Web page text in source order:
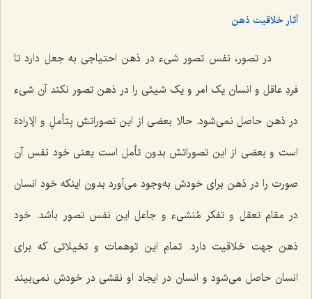
آثار خلاقیت ذهن
در تصور، نفس تصور شیء در ذهن احتیاجی به جعل دارد تا
فردِ عاقل و انسان یک امر و یک شیئی را در ذهن تصور نکند آن شیء
در ذهن حاصل نمی‌شود. حالا بعضی از این تصوراتش بِتأملِ و الإرادة
است و بعضی از این تصوراتش بدون تأمل است یعنی خود نفس آن
صورت را در ذهن برای خودش به‌وجود می‌آورد بدون اینکه خود انسان
در مقام تعقل و تفکر مُنشیء و جاعل این نفس تصور باشد. خود
ذهن جهت خلاقیت دارد. تمام این توهمات و تخیلاتی که برای
انسان حاصل می‌شود و انسان در ایجاد او نقشی در خودش نمی‌بیند